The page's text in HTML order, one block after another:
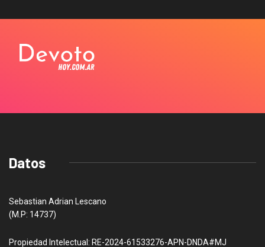
Datos
Sebastian Adrian Lescano
(M.P: 14737)
Propiedad Intelectual: RE-2024-61533276-APN-DNDA#MJ